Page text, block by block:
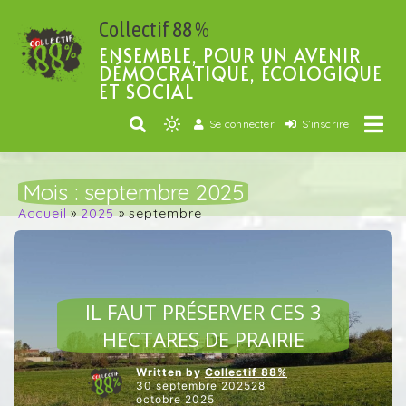
au
contenu
Collectif 88 %
ENSEMBLE, POUR UN AVENIR
DÉMOCRATIQUE, ÉCOLOGIQUE
ET SOCIAL
Light
mode
(click
to
Se connecter S’inscrire
Mois : septembre 2025
Accueil 2025 septembre
IL FAUT PRÉSERVER CES 3
HECTARES DE PRAIRIE
Written byCollectif 88%
30 septembre 202528
octobre 2025